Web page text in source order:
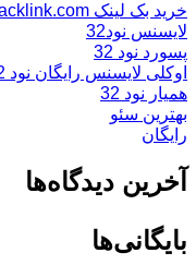
خرید بک لینک behtarinbacklink.com
لایسنس نود32
پسورد نود 32
اوکلی لایسنس رایگان نود 32
همیار نود 32
بهترین سئو
رایگان
آخرین دیدگاه‌ها
بایگانی‌ها